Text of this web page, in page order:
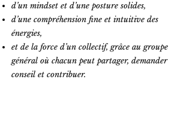
d’un mindset et d’une posture solides,
d’une compréhension fine et intuitive des
énergies,
et de la force d’un collectif, grâce au groupe
général où chacun peut partager, demander
conseil et contribuer.